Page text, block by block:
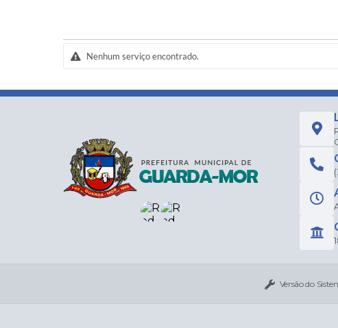
Nenhum serviço encontrado.
Versão do